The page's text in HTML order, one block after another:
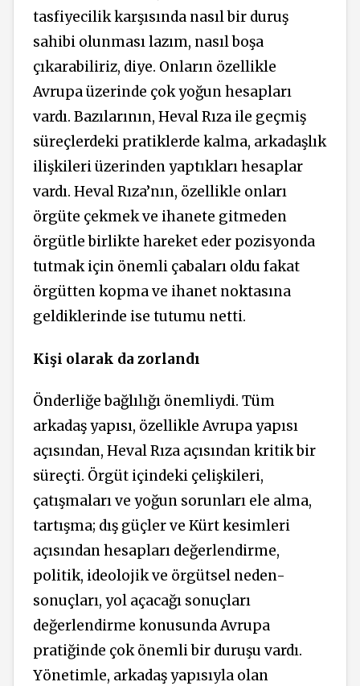
tasfiyecilik karşısında nasıl bir duruş
sahibi olunması lazım, nasıl boşa
çıkarabiliriz, diye. Onların özellikle
Avrupa üzerinde çok yoğun hesapları
vardı. Bazılarının, Heval Rıza ile geçmiş
süreçlerdeki pratiklerde kalma, arkadaşlık
ilişkileri üzerinden yaptıkları hesaplar
vardı. Heval Rıza’nın, özellikle onları
örgüte çekmek ve ihanete gitmeden
örgütle birlikte hareket eder pozisyonda
tutmak için önemli çabaları oldu fakat
örgütten kopma ve ihanet noktasına
geldiklerinde ise tutumu netti.
Kişi olarak da zorlandı
Önderliğe bağlılığı önemliydi. Tüm
arkadaş yapısı, özellikle Avrupa yapısı
açısından, Heval Rıza açısından kritik bir
süreçti. Örgüt içindeki çelişkileri,
çatışmaları ve yoğun sorunları ele alma,
tartışma; dış güçler ve Kürt kesimleri
açısından hesapları değerlendirme,
politik, ideolojik ve örgütsel neden-
sonuçları, yol açacağı sonuçları
değerlendirme konusunda Avrupa
pratiğinde çok önemli bir duruşu vardı.
Yönetimle, arkadaş yapısıyla olan